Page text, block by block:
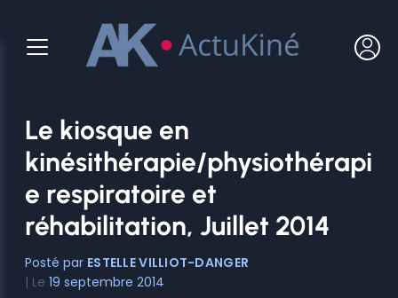
contenu
Le kiosque en
kinésithérapie/physiothérapi
e respiratoire et
réhabilitation, Juillet 2014
ESTELLE VILLIOT-DANGER
19 septembre 2014